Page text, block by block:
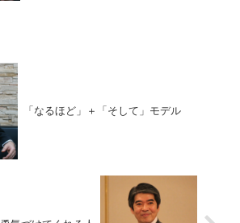
「なるほど」＋「そして」モデル